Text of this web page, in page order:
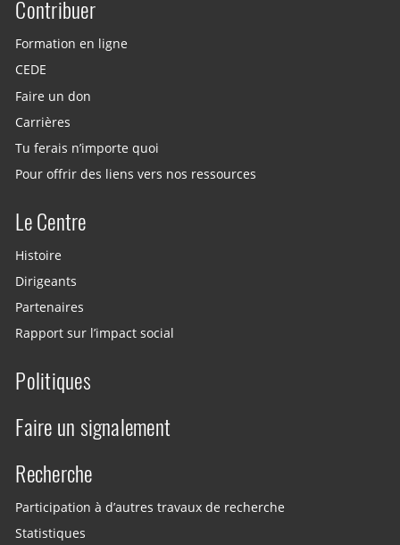
Site menu
Contribuer
Formation en ligne
CEDE
Faire un don
Carrières
Tu ferais n’importe quoi
Pour offrir des liens vers nos ressources
Le Centre
Histoire
Dirigeants
Partenaires
Rapport sur l’impact social
Politiques
Faire un signalement
Recherche
Participation à d’autres travaux de recherche
Statistiques